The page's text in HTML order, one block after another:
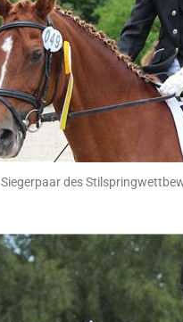
Siegerpaar des